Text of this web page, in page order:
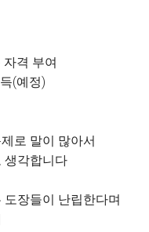
격 부여
(예정)
로 말이 많아서
생각합니다
장들이 난립한다며